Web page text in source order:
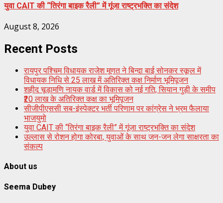
युवा CAIT की “तिरंगा बाइक रैली” में गूंजा राष्ट्रभक्ति का संदेश
August 8, 2026
Recent Posts
रायपुर पश्चिम विधायक राजेश मूणत ने बिन्दा बाई सोनकर स्कूल में
विधायक निधि से 25 लाख में अतिरिक्त कक्ष निर्माण भूमिपूजन
शहीद चूड़ामणि नायक वार्ड में विकास को नई गति, सियान गुड़ी के समीप
₹20 लाख के अतिरिक्त कक्ष का भूमिपूजन
सीजीपीएससी सब-इंस्पेक्टर भर्ती परिणाम पर कांग्रेस ने भ्रम फैलाया
भाजयुमो
युवा CAIT की “तिरंगा बाइक रैली” में गूंजा राष्ट्रभक्ति का संदेश
उल्लास से रोशन होगा कोरबा, युवाओं के साथ जन-जन लेगा साक्षरता का
संकल्प
About us
Seema Dubey